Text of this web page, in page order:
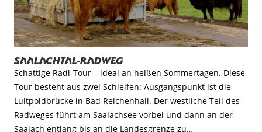
Saalachtal-Radweg
Schattige Radl-Tour – ideal an heißen Sommertagen. Diese
Tour besteht aus zwei Schleifen: Ausgangspunkt ist die
Luitpoldbrücke in Bad Reichenhall. Der westliche Teil des
Radweges führt am Saalachsee vorbei und dann an der
Saalach entlang bis an die Landesgrenze zu…